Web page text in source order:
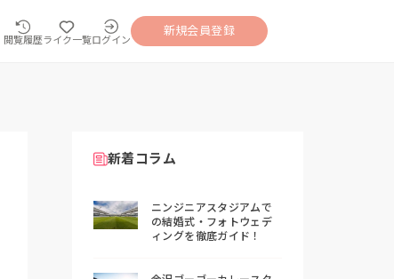
閲覧履歴ライク一覧ログイン
新規会員登録
新着コラム
ニンジニアスタジアムで
の結婚式・フォトウェデ
ィングを徹底ガイド！